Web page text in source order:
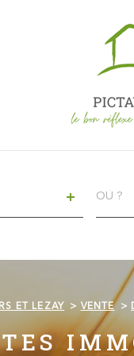
ET LEZAY VENTE